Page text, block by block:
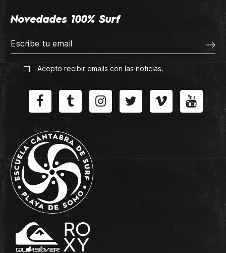
Novedades 100% Surf
Acepto recibir emails con las noticias.